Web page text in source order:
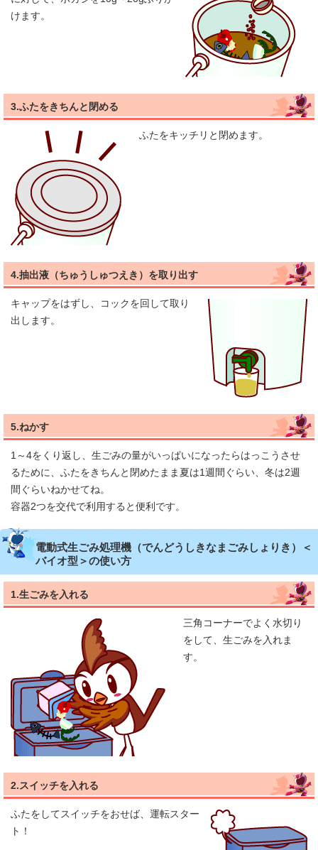
けます。
3.ふたをきちんと閉める
ふたをキッチリと閉めます。
4.抽出液（ちゅうしゅつえき）を取り出す
キャップをはずし、コックを回して取り
出します。
5.ねかす
1～4をくり返し、生ごみの量がいっぱいになったらはっこうさせ
るために、ふたをきちんと閉めたまま夏は1週間ぐらい、冬は2週
間ぐらいねかせてね。
容器2つを交代で利用すると便利です。
電動式生ごみ処理機（でんどうしきなまごみしょりき）＜
バイオ型＞の使い方
1.生ごみを入れる
三角コーナーでよく水切り
をして、生ごみを入れま
す。
2.スイッチを入れる
ふたをしてスイッチをおせば、運転スター
ト！